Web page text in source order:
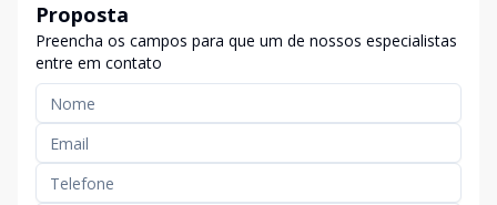
Proposta
Preencha os campos para que um de nossos especialistas
entre em contato